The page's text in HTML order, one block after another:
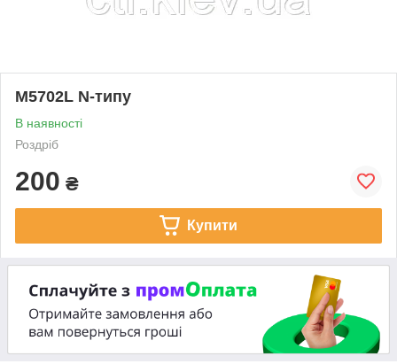
M5702L N-типу
В наявності
Роздріб
200 ₴
Купити